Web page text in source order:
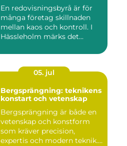
En redovisningsbyrå är för
många företag skillnaden
mellan kaos och kontroll. I
Hässleholm märks det...
05. jul
Bergsprängning: teknikens
konstart och vetenskap
Bergsprängning är både en
vetenskap och konstform
som kräver precision,
expertis och modern teknik.